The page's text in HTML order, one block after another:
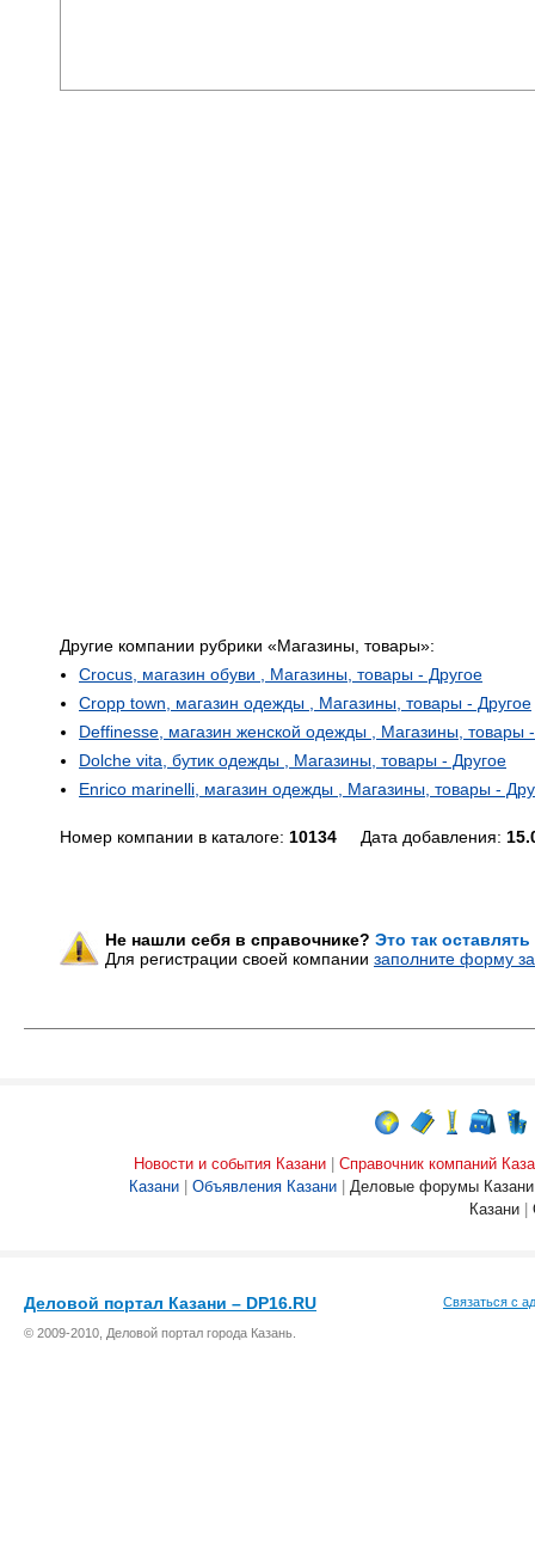
Другие компании рубрики «Магазины, товары»:
Crocus, магазин обуви , Магазины, товары - Другое
Cropp town, магазин одежды , Магазины, товары - Другое
Deffinesse, магазин женской одежды , Магазины, товары
Dolche vita, бутик одежды , Магазины, товары - Другое
Enrico marinelli, магазин одежды , Магазины, товары -
Номер компании в каталоге: 10134 Дата добавления:
Не нашли себя в справочнике? Это так
Для регистрации своей компании заполните форму
Новости и события Казани
Справочник компаний
Казани
Объявления Казани
Деловые форумы Казани
Казани
Деловой портал Казани – DP16.RU
© 2009-2010, Деловой портал города Казань.
Связаться с